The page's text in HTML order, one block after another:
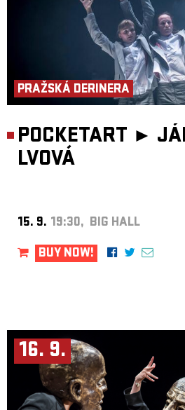
PRAŽSKÁ DERINERA
POCKETART ►
LVOVÁ
15. 9. 19:30, BIG HALL
BUY NOW!
16. 9.